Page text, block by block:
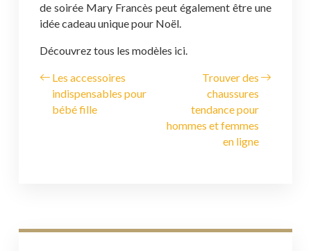
de soirée Mary Francès peut également être une
idée cadeau unique pour Noël.
Découvrez tous les modèles ici.
Les accessoires
indispensables pour
bébé fille
Trouver des
chaussures
tendance pour
hommes et femmes
en ligne